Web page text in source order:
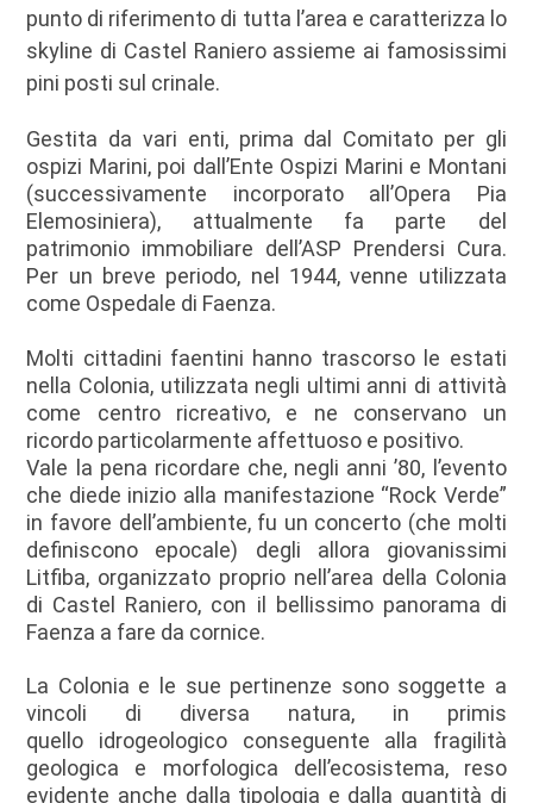
punto di riferimento di tutta l’area e caratterizza lo
skyline di Castel Raniero assieme ai famosissimi
pini posti sul crinale.
Gestita da vari enti, prima dal Comitato per gli
ospizi Marini, poi dall’Ente Ospizi Marini e Montani
(successivamente incorporato all’Opera Pia
Elemosiniera), attualmente fa parte del
patrimonio immobiliare dell’ASP Prendersi Cura.
Per un breve periodo, nel 1944, venne utilizzata
come Ospedale di Faenza.
Molti cittadini faentini hanno trascorso le estati
nella Colonia, utilizzata negli ultimi anni di attività
come centro ricreativo, e ne conservano un
ricordo particolarmente affettuoso e positivo.
Vale la pena ricordare che, negli anni ’80, l’evento
che diede inizio alla manifestazione “Rock Verde”
in favore dell’ambiente, fu un concerto (che molti
definiscono epocale) degli allora giovanissimi
Litfiba, organizzato proprio nell’area della Colonia
di Castel Raniero, con il bellissimo panorama di
Faenza a fare da cornice.
La Colonia e le sue pertinenze sono soggette a
vincoli di diversa natura, in primis
quello idrogeologico conseguente alla fragilità
geologica e morfologica dell’ecosistema, reso
evidente anche dalla tipologia e dalla quantità di